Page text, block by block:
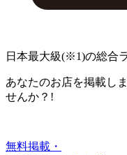
日本最大級(※1)の総合
あなたのお店を掲載し
せんか？!
無料掲載・